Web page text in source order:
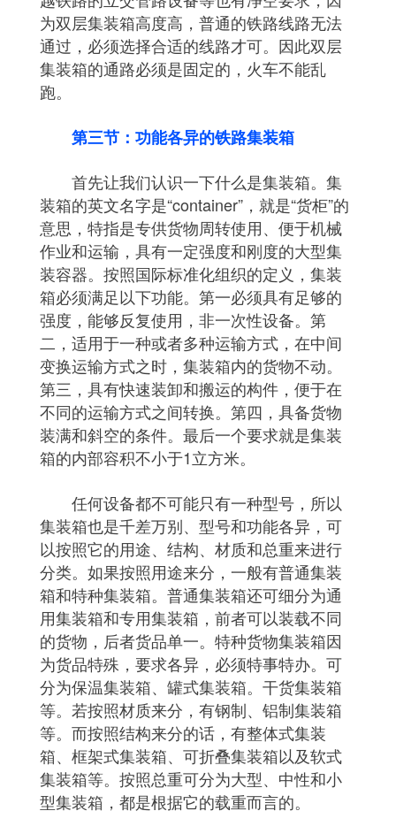
为双层集装箱高度高，普通的铁路线路无法
通过，必须选择合适的线路才可。因此双层
集装箱的通路必须是固定的，火车不能乱
跑。
第三节：功能各异的铁路集装箱
首先让我们认识一下什么是集装箱。集
装箱的英文名字是“container”，就是“货柜”的
意思，特指是专供货物周转使用、便于机械
作业和运输，具有一定强度和刚度的大型集
装容器。按照国际标准化组织的定义，集装
箱必须满足以下功能。第一必须具有足够的
强度，能够反复使用，非一次性设备。第
二，适用于一种或者多种运输方式，在中间
变换运输方式之时，集装箱内的货物不动。
第三，具有快速装卸和搬运的构件，便于在
不同的运输方式之间转换。第四，具备货物
装满和斜空的条件。最后一个要求就是集装
箱的内部容积不小于1立方米。
任何设备都不可能只有一种型号，所以
集装箱也是千差万别、型号和功能各异，可
以按照它的用途、结构、材质和总重来进行
分类。如果按照用途来分，一般有普通集装
箱和特种集装箱。普通集装箱还可细分为通
用集装箱和专用集装箱，前者可以装载不同
的货物，后者货品单一。特种货物集装箱因
为货品特殊，要求各异，必须特事特办。可
分为保温集装箱、罐式集装箱。干货集装箱
等。若按照材质来分，有钢制、铝制集装箱
等。而按照结构来分的话，有整体式集装
箱、框架式集装箱、可折叠集装箱以及软式
集装箱等。按照总重可分为大型、中性和小
型集装箱，都是根据它的载重而言的。